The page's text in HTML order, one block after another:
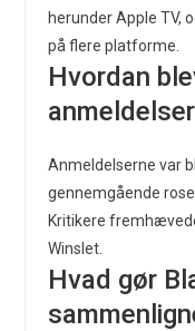
herunder Apple TV,
på flere platforme.
Hvordan
Anmeldelserne var
gennemgående
Kritikere
Winslet.
Hvad gør